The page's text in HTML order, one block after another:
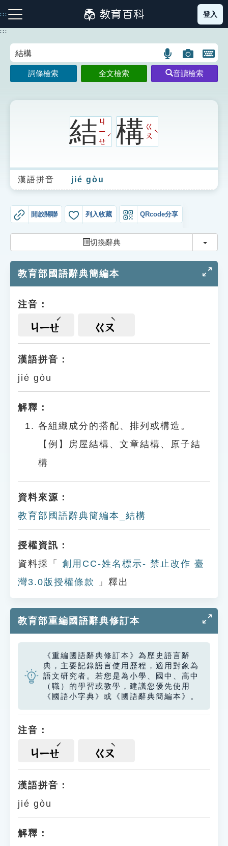
到
主
:::
注音索引圖示 筆畫索引圖示 部首索引表圖示
生字詞彙表
成語故事
索引選單
單字索引
遊戲專區
貓頭鷹博士
登入
:::
語
言
搜
圖
片
搜
開
鍵
圖
詞條檢索 全文檢索 音讀檢索
結ㄐ
ㄧ
ㄝ
ˊ 構ㄍ
ㄡ
ˋ
漢語拼音 jié gòu
開啟關聯 列入收藏 QRcode分享
切換辭典 切換
教育部國語辭典簡編本
注音：
ㄐㄧㄝ ㄍㄡ
漢語拼音：
jié gòu
解釋：
各組織成分的搭配、排列或構造。
【例】房屋結構、文章結構、原子結
構
資料來源：
教育部國語辭典簡編本_結構
授權資訊：
資料採「
創用CC-姓名標示- 禁止改作 臺
灣3.0版授權條款
」釋出
教育部重編國語辭典修訂本
《重編國語辭典修訂本》為歷史語言辭
典，主要記錄語言使用歷程，適用對象為
語文研究者。若您是為小學、國中、高中
（職）的學習或教學，建議您優先使用
《國語小字典》或《國語辭典簡編本》。
注音：
ㄐㄧㄝ ㄍㄡ
漢語拼音：
jié gòu
解釋：